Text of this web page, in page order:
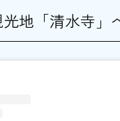
んも「酒饌亭 灘菊か
アーモンドトースト「
地「清水寺」